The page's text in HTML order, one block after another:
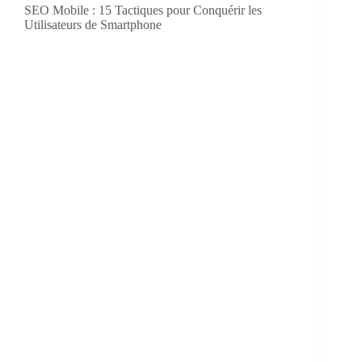
SEO Mobile : 15 Tactiques pour Conquérir les
Utilisateurs de Smartphone